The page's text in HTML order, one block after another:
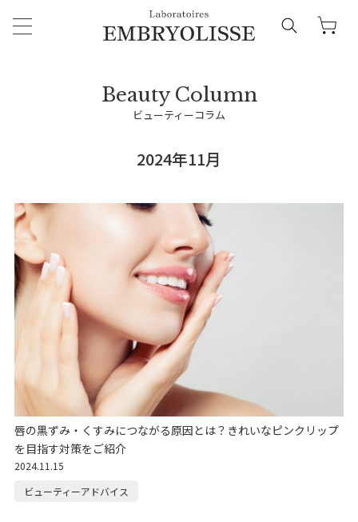
ビューティーコラム
2024年11月
唇の黒ずみ・くすみにつながる原因とは？きれいなピンクリップ
を目指す対策をご紹介
2024.11.15
ビューティーアドバイス